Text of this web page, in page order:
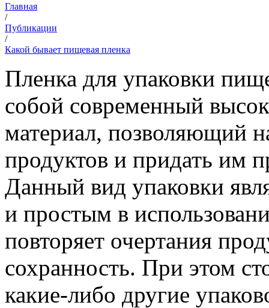
Главная
/
Публикации
/
Какой бывает пищевая пленка
Пленка для упаковки
собой современный
материал, позволяющий
продуктов и придать им
Данный вид упаковки
и простым в
повторяет очертания
сохранность. При этом
какие-либо другие